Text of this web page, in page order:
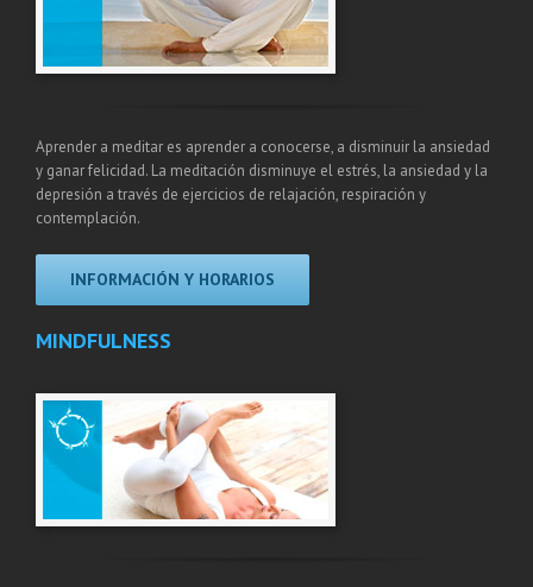
Aprender a meditar es aprender a conocerse, a disminuir la ansiedad
y ganar felicidad. La meditación disminuye el estrés, la ansiedad y la
depresión a través de ejercicios de relajación, respiración y
contemplación.
INFORMACIÓN Y HORARIOS
MINDFULNESS